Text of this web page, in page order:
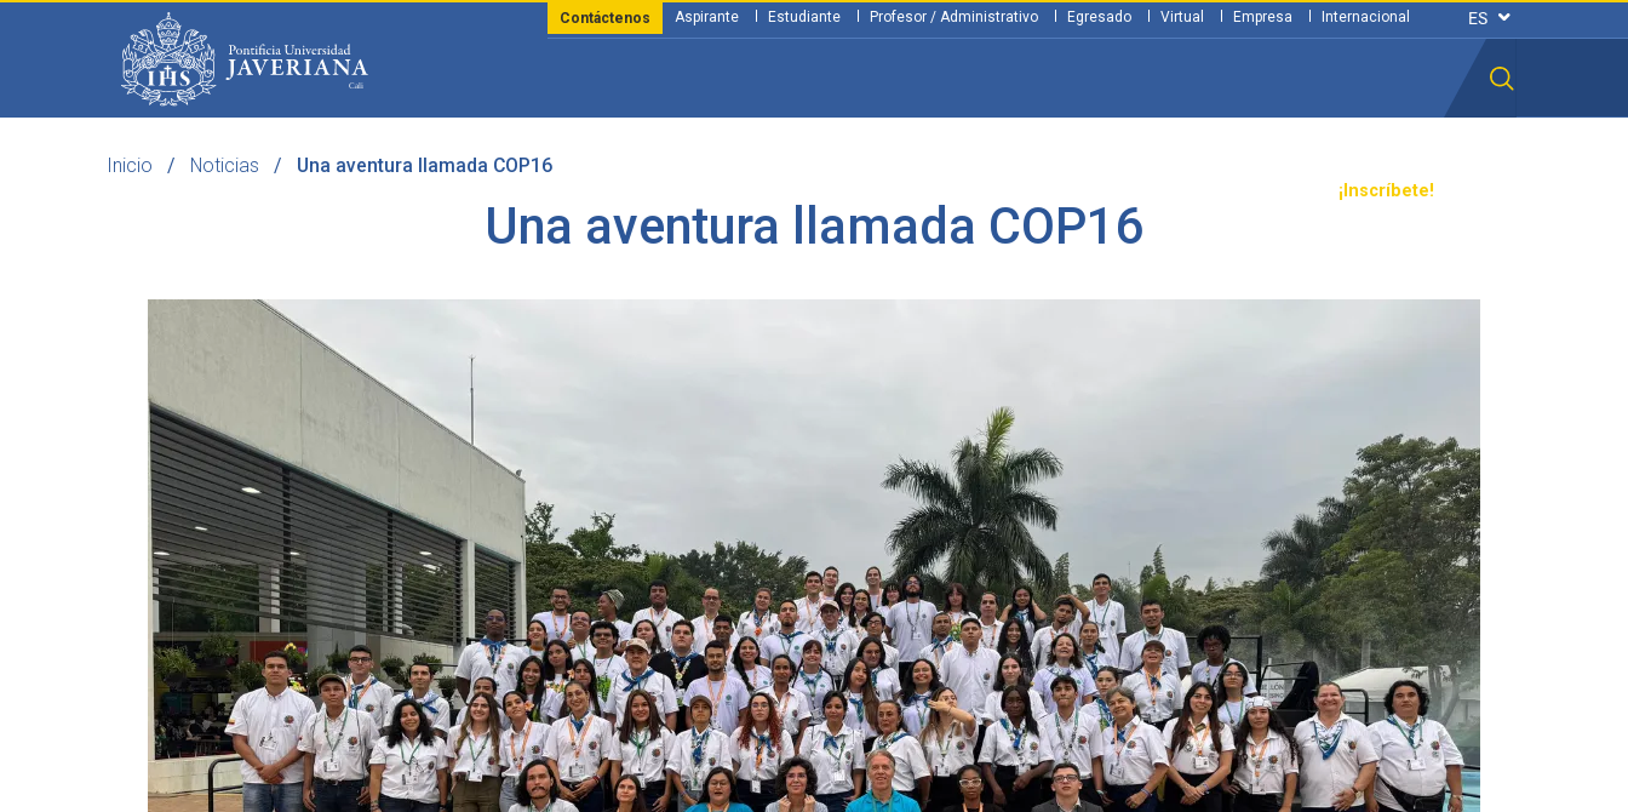
¡Inscríbete!
Aspirante Estudiante Profesor / Administrativo Egresado Virtual Empresa Internacional
Contáctenos
Inicio Noticias Una aventura llamada COP16
Una aventura llamada COP16